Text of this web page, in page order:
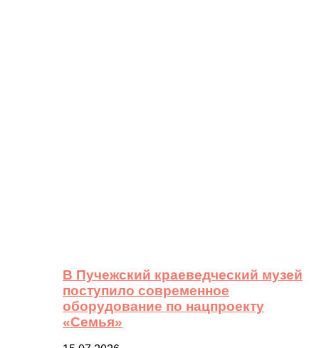
В Пучежский краеведческий музей
поступило современное
оборудование по нацпроекту
«Семья»